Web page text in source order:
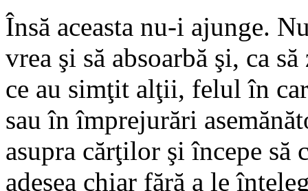
Însă aceasta nu-i ajunge.
vrea şi să absoarbă şi, ca
ce au simţit alţii, felul în
sau în împrejurări
asupra cărţilor şi începe să
adesea chiar fără a le